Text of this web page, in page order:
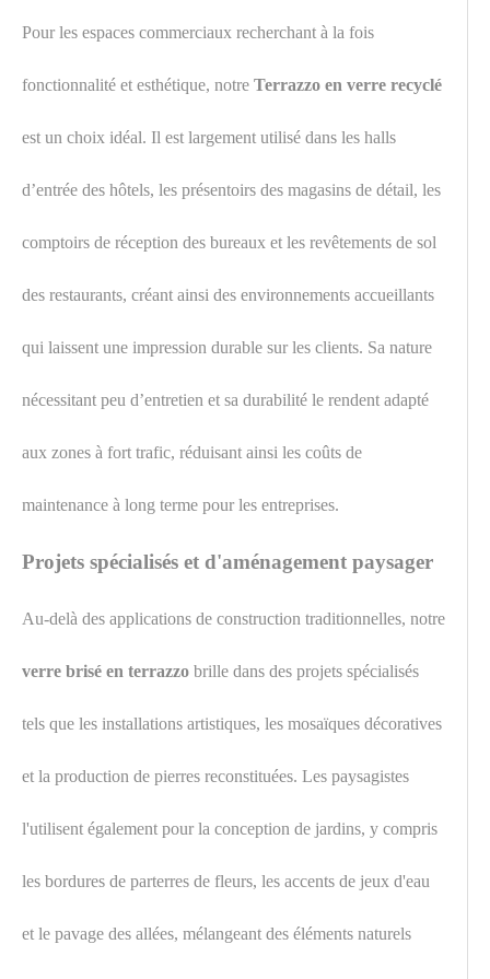
Pour les espaces commerciaux recherchant à la fois
fonctionnalité et esthétique, notre Terrazzo en verre recyclé
est un choix idéal. Il est largement utilisé dans les halls
d’entrée des hôtels, les présentoirs des magasins de détail, les
comptoirs de réception des bureaux et les revêtements de sol
des restaurants, créant ainsi des environnements accueillants
qui laissent une impression durable sur les clients. Sa nature
nécessitant peu d’entretien et sa durabilité le rendent adapté
aux zones à fort trafic, réduisant ainsi les coûts de
maintenance à long terme pour les entreprises.
Projets spécialisés et d'aménagement paysager
Au-delà des applications de construction traditionnelles, notre
verre brisé en terrazzo brille dans des projets spécialisés
tels que les installations artistiques, les mosaïques décoratives
et la production de pierres reconstituées. Les paysagistes
l'utilisent également pour la conception de jardins, y compris
les bordures de parterres de fleurs, les accents de jeux d'eau
et le pavage des allées, mélangeant des éléments naturels